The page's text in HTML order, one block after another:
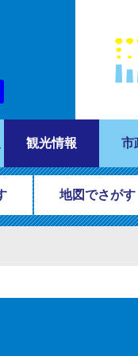
観光情報 市
地図でさがす